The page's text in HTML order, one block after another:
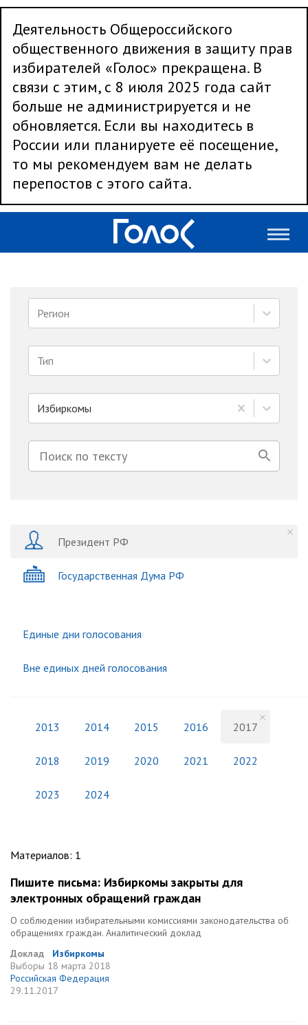
Деятельность Общероссийского
общественного движения в защиту прав
избирателей «Голос» прекращена. В
связи с этим, с 8 июля 2025 года сайт
больше не администрируется и не
обновляется. Если вы находитесь в
России или планируете её посещение,
то мы рекомендуем вам не делать
перепостов с этого сайта.
Регион
Тип
Избиркомы
Президент РФ
Государственная Дума РФ
Единые дни голосования
Вне единых дней голосования
2013 2014 2015 2016 2017
2018 2019 2020 2021 2022
2023 2024
Материалов: 1
Пишите письма: Избиркомы закрыты для
электронных обращений граждан
О соблюдении избирательными комиссиями законодательства об
обращениях граждан. Аналитический доклад
Доклад
Избиркомы
Выборы 18 марта 2018
Российская Федерация
29.11.2017